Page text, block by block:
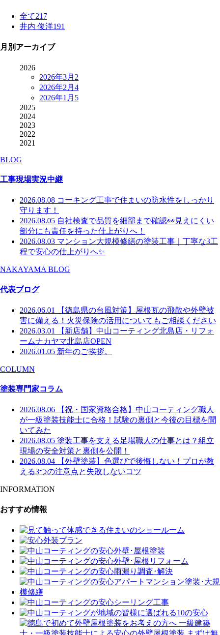
全て217
井内 俊洋191
月別アーカイブ
2026
2026年3月 2
2026年2月 4
2026年1月 5
2025
2024
2023
2022
2021
BLOG
工事現場実況中継
2026.08.08 コーキング工事で住まいの防水性をしっかり
守ります！
2026.08.05 自社検査で品質を細部まで確認👀見えにくい
部分にも責任を持った仕上がりへ！
2026.08.03 マンション大規模修繕の塗装工事｜丁寧な3工
程で安心の仕上がりへ✨
NAKAYAMA BLOG
代表ブログ
2026.06.01
【徳島県の台風対策】屋根瓦の飛散や外壁被
害に備える！火災保険の活用についてもご相談ください
2026.03.01
【新店舗】中山コーティング北島店・リフォ
ームナカヤマ北島店OPEN
2026.01.05 新年のご挨拶。
COLUMN
塗装専門家コラム
2026.08.06
【祝・国家資格合格】中山コーティング職人
が一級塗装技能士に合格！試験の裏側と今後の目標を聞
いてみた
2026.08.05 塗装工事を支える足場職人の仕事とは？組立
現場の安全対策と裏側を公開！
2026.08.04
【外壁塗装】色選びで後悔しない！プロが教
える3つの注意点と失敗しないコツ
INFORMATION
おすすめ情報